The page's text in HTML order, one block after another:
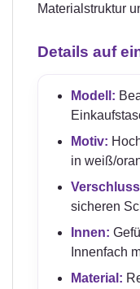
Materialstruktur
Details auf
Modell:
Motiv:
in weiß/
sicheren
Innen:
Innenfach
Material: